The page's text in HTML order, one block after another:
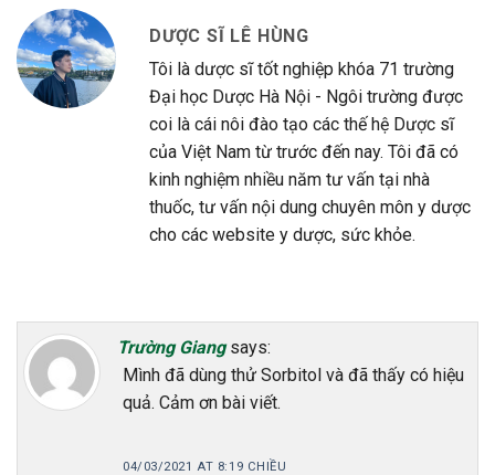
DƯỢC SĨ LÊ HÙNG
Tôi là dược sĩ tốt nghiệp khóa 71 trường
Đại học Dược Hà Nội - Ngôi trường được
coi là cái nôi đào tạo các thế hệ Dược sĩ
của Việt Nam từ trước đến nay. Tôi đã có
kinh nghiệm nhiều năm tư vấn tại nhà
thuốc, tư vấn nội dung chuyên môn y dược
cho các website y dược, sức khỏe.
Trường Giang says:
Mình đã dùng thử Sorbitol và đã thấy có hiệu
quả. Cảm ơn bài viết.
04/03/2021 AT 8:19 CHIỀU